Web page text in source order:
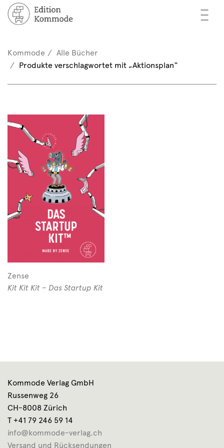
—
—
—
/ Registrieren
(0)
Kommode
Alle Bücher
Produkte verschlagwortet mit „Aktionsplan“
Zense
Kit Kit Kit – Das Startup Kit
Kommode Verlag GmbH
Russenweg 26
CH-8008 Zürich
T +41 79 246 59 14
info@kommode-verlag.ch
Versand und Rücksendungen